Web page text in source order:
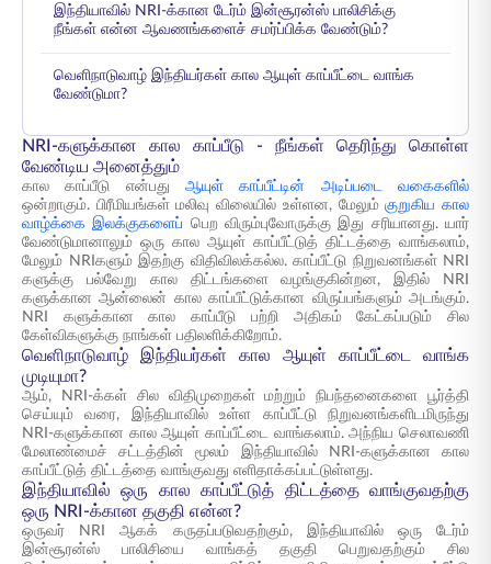
இந்தியாவில் NRI-க்கான டேர்ம் இன்சூரன்ஸ் பாலிசிக்கு
நீங்கள் என்ன ஆவணங்களைச் சமர்ப்பிக்க வேண்டும்?
வெளிநாடுவாழ் இந்தியர்கள் கால ஆயுள் காப்பீட்டை வாங்க
வேண்டுமா?
NRI-களுக்கான கால காப்பீடு - நீங்கள் தெரிந்து கொள்ள
வேண்டிய அனைத்தும்
கால காப்பீடு என்பது ஆயுள் காப்பீட்டின் அடிப்படை வகைகளில்
ஒன்றாகும். பிரீமியங்கள் மலிவு விலையில் உள்ளன, மேலும்குறுகிய கால
வாழ்க்கை இலக்குகளைப் பெற விரும்புவோருக்கு இது சரியானது. யார்
வேண்டுமானாலும் ஒரு கால ஆயுள் காப்பீட்டுத் திட்டத்தை வாங்கலாம்,
மேலும் NRIகளும் இதற்கு விதிவிலக்கல்ல. காப்பீட்டு நிறுவனங்கள் NRI
களுக்கு பல்வேறு கால திட்டங்களை வழங்குகின்றன, இதில் NRI
களுக்கான ஆன்லைன் கால காப்பீட்டுக்கான விருப்பங்களும் அடங்கும்.
NRI களுக்கான கால காப்பீடு பற்றி அதிகம் கேட்கப்படும் சில
கேள்விகளுக்கு நாங்கள் பதிலளிக்கிறோம்.
வெளிநாடுவாழ் இந்தியர்கள் கால ஆயுள் காப்பீட்டை வாங்க
முடியுமா?
ஆம், NRI-க்கள் சில விதிமுறைகள் மற்றும் நிபந்தனைகளை பூர்த்தி
செய்யும் வரை, இந்தியாவில் உள்ள காப்பீட்டு நிறுவனங்களிடமிருந்து
NRI-களுக்கான கால ஆயுள் காப்பீட்டை வாங்கலாம். அந்நிய செலாவணி
மேலாண்மைச் சட்டத்தின் மூலம் இந்தியாவில் NRI-களுக்கான கால
காப்பீட்டுத் திட்டத்தை வாங்குவது எளிதாக்கப்பட்டுள்ளது.
இந்தியாவில் ஒரு கால காப்பீட்டுத் திட்டத்தை வாங்குவதற்கு
ஒரு NRI-க்கான தகுதி என்ன?
ஒருவர் NRI ஆகக் கருதப்படுவதற்கும், இந்தியாவில் ஒரு டேர்ம்
இன்சூரன்ஸ் பாலிசியை வாங்கத் தகுதி பெறுவதற்கும் சில